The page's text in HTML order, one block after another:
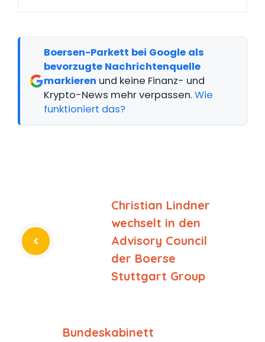
Boersen-Parkett bei Google als
bevorzugte Nachrichtenquelle
markieren und keine Finanz- und
Krypto-News mehr verpassen.Wie
funktioniert das?
Christian Lindner
wechselt in den
Advisory Council
der Boerse
Stuttgart Group
Bundeskabinett